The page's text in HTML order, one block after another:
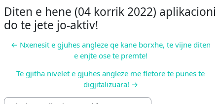
Diten e hene (04 korrik 2022) aplikacioni
do te jete jo-aktiv!
← Nxenesit e gjuhes angleze qe kane borxhe, te vijne diten
e enjte ose te premte!
Te gjitha nivelet e gjuhes angleze me fletore te punes te
digjitalizuara! →